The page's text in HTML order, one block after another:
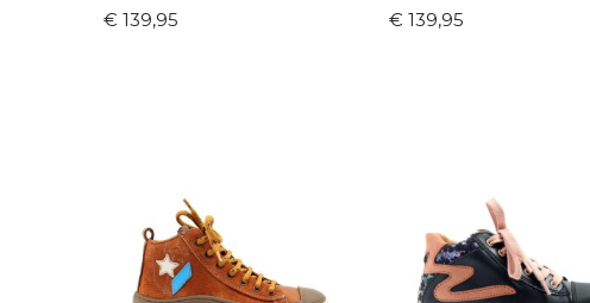
40)
€ 139,95
€ 139,95